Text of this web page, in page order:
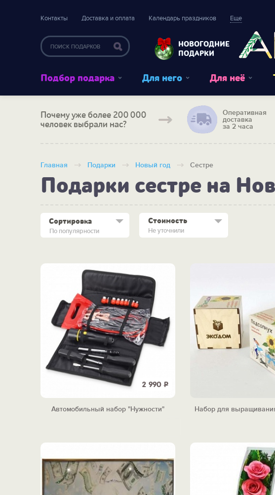
Контакты Доставка и оплата Календарь праздников Еще
НОВОГОДНИЕ
ПОДАРКИ
Подбор подарка Для него Для неё
Почему уже более 200 000
человек выбрали нас?
Оперативная
доставка
за 2 часа
Главная Подарки Новый год Сестре
Подарки сестре на
По популярности
Сортировка Стоимость
Не уточнили
2 990Р
Автомобильный набор "Нужности" Набор для